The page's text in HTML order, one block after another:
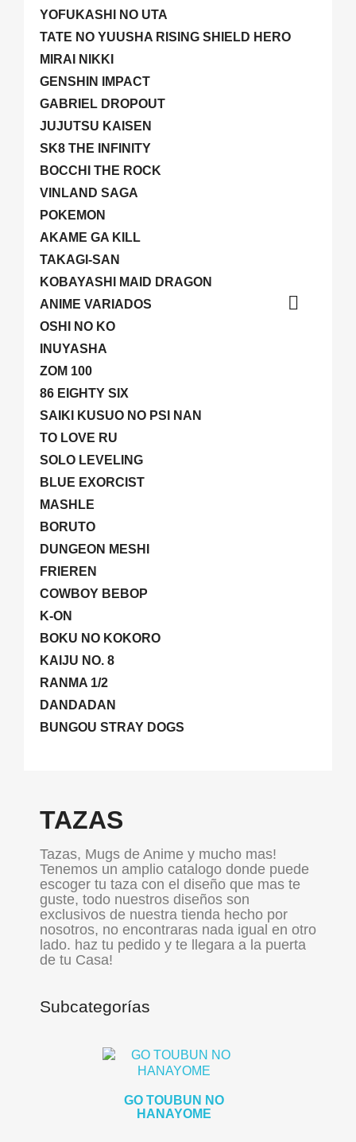
YOFUKASHI NO UTA
TATE NO YUUSHA RISING SHIELD HERO
MIRAI NIKKI
GENSHIN IMPACT
GABRIEL DROPOUT
JUJUTSU KAISEN
SK8 THE INFINITY
BOCCHI THE ROCK
VINLAND SAGA
POKEMON
AKAME GA KILL
TAKAGI-SAN
KOBAYASHI MAID DRAGON
ANIME VARIADOS

OSHI NO KO
INUYASHA
ZOM 100
86 EIGHTY SIX
SAIKI KUSUO NO PSI NAN
TO LOVE RU
SOLO LEVELING
BLUE EXORCIST
MASHLE
BORUTO
DUNGEON MESHI
FRIEREN
COWBOY BEBOP
K-ON
BOKU NO KOKORO
KAIJU NO. 8
RANMA 1/2
DANDADAN
BUNGOU STRAY DOGS
TAZAS
Tazas, Mugs de Anime y mucho mas!
Tenemos un amplio catalogo donde puede
escoger tu taza con el diseño que mas te
guste, todo nuestros diseños son
exclusivos de nuestra tienda hecho por
nosotros, no encontraras nada igual en otro
lado. haz tu pedido y te llegara a la puerta
de tu Casa!
Subcategorías
GO TOUBUN NO
HANAYOME